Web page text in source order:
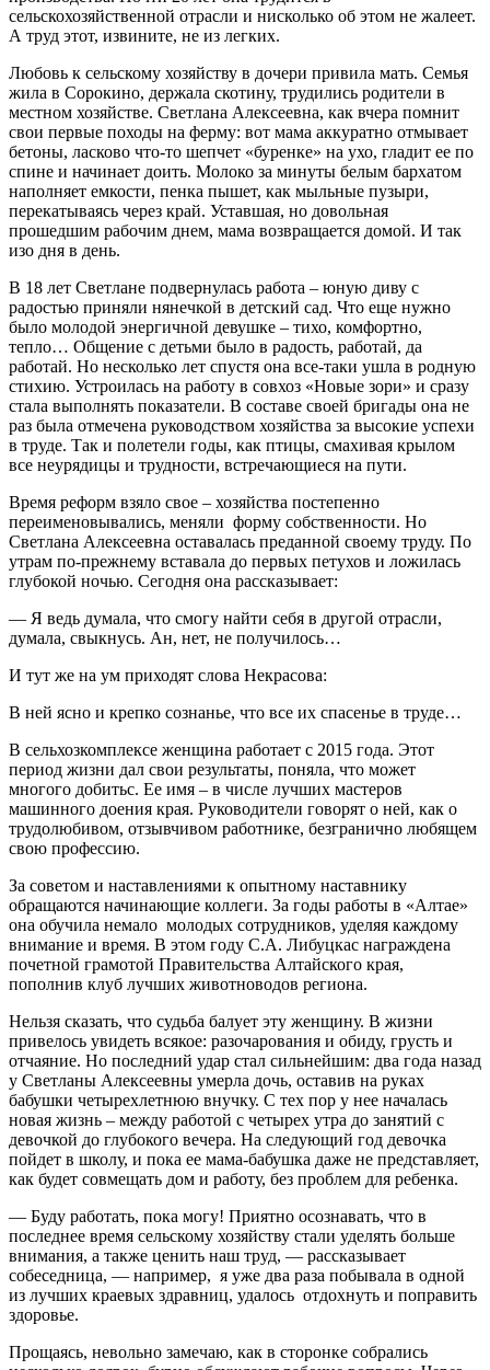
сельскохозяйственной отрасли и нисколько об этом не жалеет.
А труд этот, извините, не из легких.
Любовь к сельскому хозяйству в дочери привила мать. Семья
жила в Сорокино, держала скотину, трудились родители в
местном хозяйстве. Светлана Алексеевна, как вчера помнит
свои первые походы на ферму: вот мама аккуратно отмывает
бетоны, ласково что-то шепчет «буренке» на ухо, гладит ее по
спине и начинает доить. Молоко за минуты белым бархатом
наполняет емкости, пенка пышет, как мыльные пузыри,
перекатываясь через край. Уставшая, но довольная
прошедшим рабочим днем, мама возвращается домой. И так
изо дня в день.
В 18 лет Светлане подвернулась работа – юную диву с
радостью приняли нянечкой в детский сад. Что еще нужно
было молодой энергичной девушке – тихо, комфортно,
тепло… Общение с детьми было в радость, работай, да
работай. Но несколько лет спустя она все-таки ушла в родную
стихию. Устроилась на работу в совхоз «Новые зори» и сразу
стала выполнять показатели. В составе своей бригады она не
раз была отмечена руководством хозяйства за высокие успехи
в труде. Так и полетели годы, как птицы, смахивая крылом
все неурядицы и трудности, встречающиеся на пути.
Время реформ взяло свое – хозяйства постепенно
переименовывались, меняли форму собственности. Но
Светлана Алексеевна оставалась преданной своему труду. По
утрам по-прежнему вставала до первых петухов и ложилась
глубокой ночью. Сегодня она рассказывает:
— Я ведь думала, что смогу найти себя в другой отрасли,
думала, свыкнусь. Ан, нет, не получилось…
И тут же на ум приходят слова Некрасова:
В ней ясно и крепко сознанье, что все их спасенье в труде…
В сельхозкомплексе женщина работает с 2015 года. Этот
период жизни дал свои результаты, поняла, что может
многого добитьс. Ее имя – в числе лучших мастеров
машинного доения края. Руководители говорят о ней, как о
трудолюбивом, отзывчивом работнике, безгранично любящем
свою профессию.
За советом и наставлениями к опытному наставнику
обращаются начинающие коллеги. За годы работы в «Алтае»
она обучила немало молодых сотрудников, уделяя каждому
внимание и время. В этом году С.А. Либуцкас награждена
почетной грамотой Правительства Алтайского края,
пополнив клуб лучших животноводов региона.
Нельзя сказать, что судьба балует эту женщину. В жизни
привелось увидеть всякое: разочарования и обиду, грусть и
отчаяние. Но последний удар стал сильнейшим: два года назад
у Светланы Алексеевны умерла дочь, оставив на руках
бабушки четырехлетнюю внучку. С тех пор у нее началась
новая жизнь – между работой с четырех утра до занятий с
девочкой до глубокого вечера. На следующий год девочка
пойдет в школу, и пока ее мама-бабушка даже не представляет,
как будет совмещать дом и работу, без проблем для ребенка.
— Буду работать, пока могу! Приятно осознавать, что в
последнее время сельскому хозяйству стали уделять больше
внимания, а также ценить наш труд, — рассказывает
собеседница, — например, я уже два раза побывала в одной
из лучших краевых здравниц, удалось отдохнуть и поправить
здоровье.
Прощаясь, невольно замечаю, как в сторонке собрались